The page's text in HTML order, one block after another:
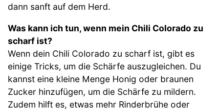
dann sanft auf dem Herd.
Was kann ich tun, wenn mein Chili Colorado zu
scharf ist?
Wenn dein Chili Colorado zu scharf ist, gibt es
einige Tricks, um die Schärfe auszugleichen. Du
kannst eine kleine Menge Honig oder braunen
Zucker hinzufügen, um die Schärfe zu mildern.
Zudem hilft es, etwas mehr Rinderbrühe oder